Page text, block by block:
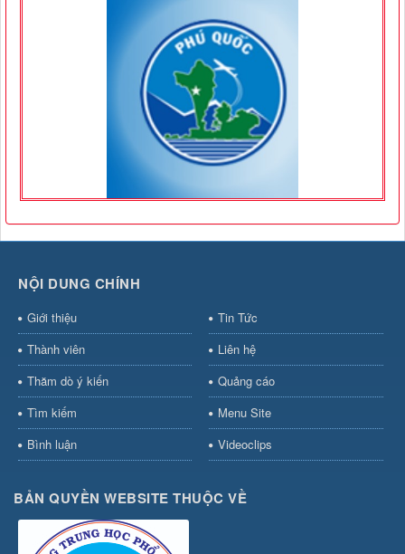
NỘI DUNG CHÍNH
Giới thiệu
Tin Tức
Thành viên
Liên hệ
Thăm dò ý kiến
Quảng cáo
Tìm kiếm
Menu Site
Bình luận
Videoclips
BẢN QUYỀN WEBSITE THUỘC VỀ